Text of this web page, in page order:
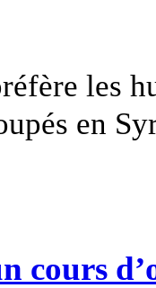
les
en
cours